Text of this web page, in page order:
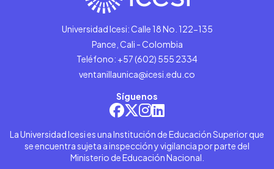
Universidad Icesi: Calle 18 No. 122-135
Pance, Cali - Colombia
Teléfono: +57 (602) 555 2334
ventanillaunica@icesi.edu.co
Síguenos
La Universidad Icesi es una Institución de Educación Superior que
se encuentra sujeta a inspección y vigilancia por parte del
Ministerio de Educación Nacional.